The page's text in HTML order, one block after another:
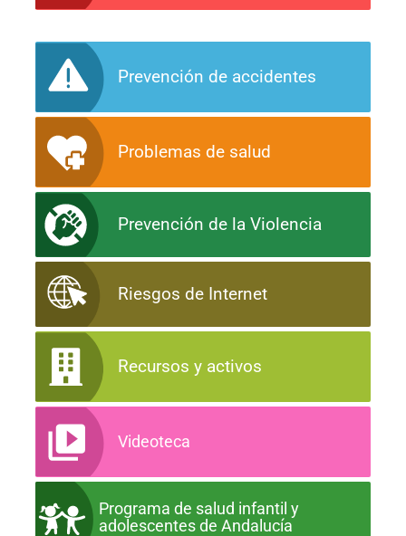
Prevención de accidentes
Problemas de salud
Prevención de la Violencia
Riesgos de Internet
Recursos y activos
Videoteca
Programa de salud infantil y
adolescentes de Andalucía